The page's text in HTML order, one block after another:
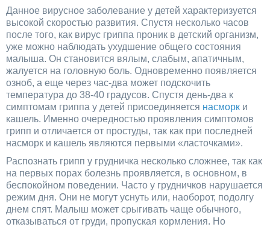
Данное вирусное заболевание у детей характеризуется
высокой скоростью развития. Спустя несколько часов
после того, как вирус гриппа проник в детский организм,
уже можно наблюдать ухудшение общего состояния
малыша. Он становится вялым, слабым, апатичным,
жалуется на головную боль. Одновременно появляется
озноб, а еще через час-два может подскочить
температура до 38-40 градусов. Спустя день-два к
симптомам гриппа у детей присоединяется насморк и
кашель. Именно очередностью проявления симптомов
грипп и отличается от простуды, так как при последней
насморк и кашель являются первыми «ласточками».
Распознать грипп у грудничка несколько сложнее, так как
на первых порах болезнь проявляется, в основном, в
беспокойном поведении. Часто у грудничков нарушается
режим дня. Они не могут уснуть или, наоборот, подолгу
днем спят. Малыш может срыгивать чаще обычного,
отказываться от груди, пропуская кормления. Но